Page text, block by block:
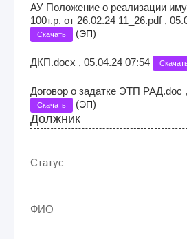
АУ Положение о реализации
100т.р. от 26.02.24 11_26.pdf ,
Скачать (ЭП)
ДКП.docx , 05.04.24 07:54
Договор о задатке ЭТП РАД.doc
Скачать (ЭП)
Должник
Статус
ФИО